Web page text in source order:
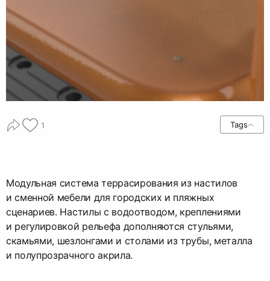
1 Tags
Модульная система террасирования из настилов
и сменной мебели для городских и пляжных
сценариев. Настилы с водоотводом, креплениями
и регулировкой рельефа дополняются стульями,
скамьями, шезлонгами и столами из трубы, металла
и полупрозрачного акрила.